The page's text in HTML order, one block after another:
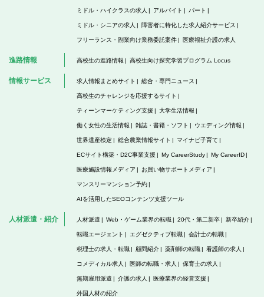
ミドル・ハイクラスの求人 アルバイト パート
ミドル・シニアの求人 障害者に特化した求人紹介サービス
フリーランス・副業向け業務委託案件 医療福祉介護の求人
進路情報 高校生の進路情報 高校生向け探究学習プログラム Locus
情報サービス 求人情報まとめサイト 総合・専門ニュース
高校生のチャレンジを応援するサイト
ティーンマーケティング支援 大学生活情報
働く女性の生活情報 雑誌・書籍・ソフト ウエディング情報
世界遺産検定 総合農業情報サイト マイナビ子育て
ECサイト構築・D2C事業支援 My CareerStudy My CareerID
医療施設情報メディア お買い物サポートメディア
マンスリーマンション予約
AIを活用したSEOコンテンツ支援ツール
人材派遣・紹介 人材派遣 Web・ゲーム業界の転職 20代・第二新卒 新卒紹介
転職エージェント エグゼクティブ転職 会計士の転職
税理士の求人・転職 顧問紹介 薬剤師の転職 看護師の求人
コメディカル求人 医師の転職・求人 保育士の求人
無期雇用派遣 介護の求人 医療業界の経営支援
外国人材の紹介